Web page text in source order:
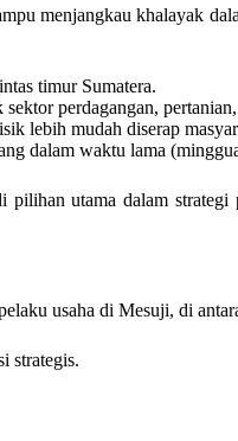
menjangkau khalayak
timur Sumatera.
perdagangan,
lebih mudah diserap
dalam waktu lama
utama dalam
usaha di Mesuji, di
strategis.